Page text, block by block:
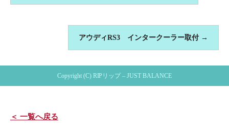
アウディRS3 インタークーラー取付 →
Copyright (C) RIPリップ – JUST BALANCE
＜ 一覧へ戻る